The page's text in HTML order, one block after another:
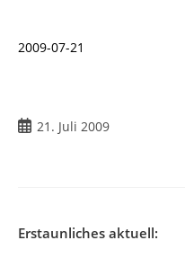
2009-07-21
Beitrag
21. Juli 2009
Erstaunliches aktuell: